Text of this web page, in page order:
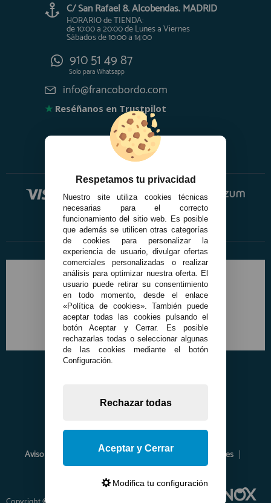
C/ San Rafael 8. Alcobendas. MADRID
HORARIO de TIENDA:
de 10:00 a 20:00 de Lunes a Viernes
Sábados de 10:00 a 14:00
910 51 49 87
Solo paraWhatsapp
info@francobordo.com
★ Reséñanos en Trustpilot
Aviso Legal Política de Privacidad
Política de Cookies
Envíos y Devoluciones
Opiniones
Respetamos tu privacidad
Nuestro site utiliza cookies técnicas
necesarias para el correcto
funcionamiento del sitio web. Es posible
que además se utilicen otras categorías
de cookies para personalizar la
experiencia de usuario, divulgar ofertas
comerciales personalizadas o realizar
análisis para optimizar nuestra oferta. El
usuario puede retirar su consentimiento
en todo momento, desde el enlace
«Política de cookies». También puede
aceptar todas las cookies pulsando el
botón Aceptar y Cerrar. Es posible
rechazarlas todas o seleccionar algunas
de las cookies mediante el botón
Configuración.
Rechazar todas
Aceptar y Cerrar
Modifica tu configuración